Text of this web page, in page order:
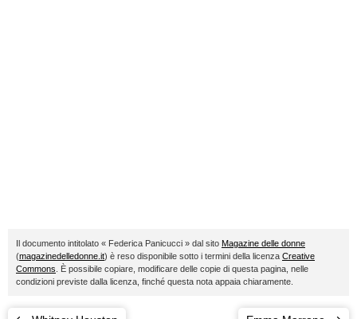
Il documento intitolato « Federica Panicucci » dal sito Magazine delle donne
(magazinedelledonne.it) è reso disponibile sotto i termini della licenza Creative
Commons . È possibile copiare, modificare delle copie di questa pagina, nelle
condizioni previste dalla licenza, finché questa nota appaia chiaramente.